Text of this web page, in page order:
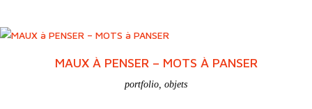
MAUX À PENSER – MOTS À PANSER
portfolio objets